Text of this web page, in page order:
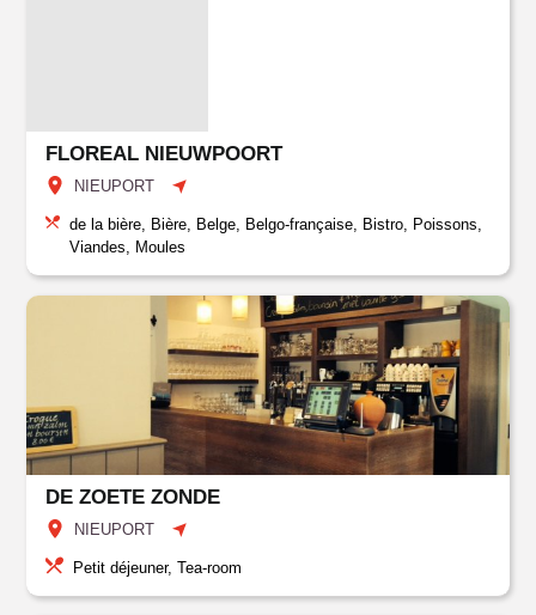
FLOREAL NIEUWPOORT
NIEUPORT
de la bière, Bière, Belge, Belgo-française, Bistro, Poissons,
Viandes, Moules
DE ZOETE ZONDE
NIEUPORT
Petit déjeuner, Tea-room